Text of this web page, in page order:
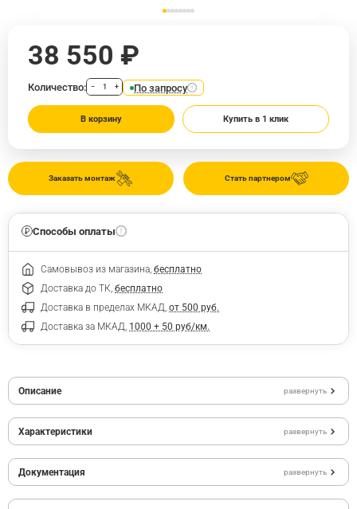
Стать партнером
Заказать монтаж
38 550 ₽
Количество: − + По запросу
В корзину Купить в 1 клик
Способы оплаты
Самовывоз из магазина, бесплатно
Доставка до ТК, бесплатно
Доставка в пределах МКАД, от 500 руб.
Доставка за МКАД, 1000 + 50 руб/км.
Описание развернуть
Характеристики развернуть
Документация развернуть